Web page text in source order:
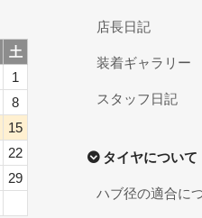
店長日記
装着ギャラリー
スタッフ日記
タイヤについて
ハブ径の適合に
土
1
8
15
22
29